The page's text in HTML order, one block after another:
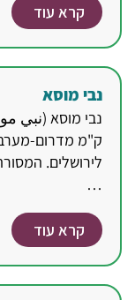
קרא עוד
נבי מוסא
נבי מוסא (نبي
ק"מ מדרום-
לירושלים.
…
קרא עוד